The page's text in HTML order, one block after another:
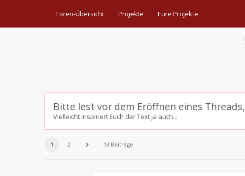
Foren-Übersicht Projekte Eure Projekte
Bitte lest vor dem Eröffnen eines Threads,
Vielleicht inspiriert Euch der Text ja auch...
1 2 13 Beiträge